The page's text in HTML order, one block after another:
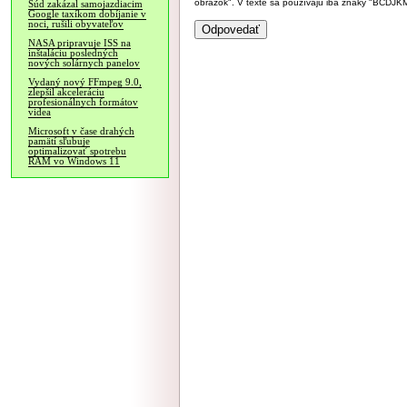
Súd zakázal samojazdiacim
Google taxíkom dobíjanie v
noci, rušili obyvateľov
NASA pripravuje ISS na
inštaláciu posledných
nových solárnych panelov
Vydaný nový FFmpeg 9.0,
zlepšil akceleráciu
profesionálnych formátov
videa
Microsoft v čase drahých
pamätí sľubuje
optimalizovať spotrebu
RAM vo Windows 11
obrázok". V texte sa používajú iba znaky